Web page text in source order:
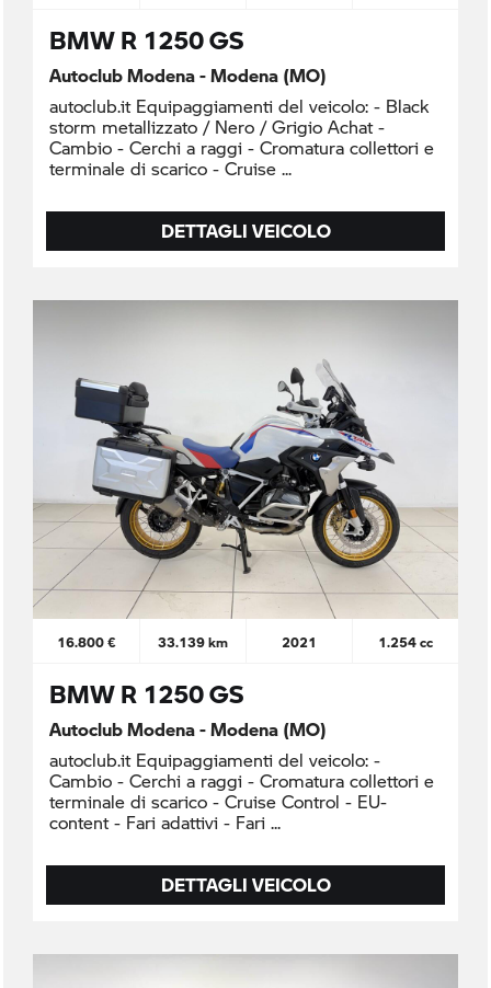
BMW R 1250 GS
Autoclub Modena - Modena (MO)
autoclub.it Equipaggiamenti del veicolo: - Black
storm metallizzato / Nero / Grigio Achat -
Cambio - Cerchi a raggi - Cromatura collettori e
terminale di scarico - Cruise
DETTAGLI VEICOLO
16.800 € 33.139 km 2021 1.254 cc
BMW R 1250 GS
Autoclub Modena - Modena (MO)
autoclub.it Equipaggiamenti del veicolo: -
Cambio - Cerchi a raggi - Cromatura collettori e
terminale di scarico - Cruise Control - EU-
content - Fari adattivi - Fari
DETTAGLI VEICOLO